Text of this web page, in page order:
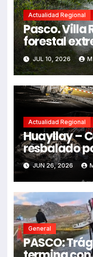
Actualidad Regional
Pasco. Villa
forestal
fallecidos y
JUL 10, 2026
Actualidad Regional
Huayllay –
resbalado
impactó
dejando dos
JUN 26, 2026
General
PASCO: